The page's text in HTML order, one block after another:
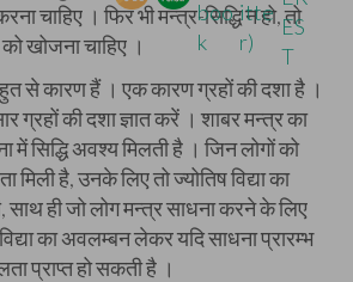
चाहिए । फिर भी मन्त्र-सिद्धि न हो, तो
खोजना चाहिए ।
से कारण हैं । एक कारण ग्रहों की दशा है ।
ग्रहों की दशा ज्ञात करें । शाबर मन्त्र का
में सिद्धि अवश्य मिलती है । जिन लोगों को
मिली है, उनके लिए तो ज्योतिष विद्या का
साथ ही जो लोग मन्त्र साधना करने के लिए
का अवलम्बन लेकर यदि साधना प्रारम्भ
प्राप्त हो सकती है ।